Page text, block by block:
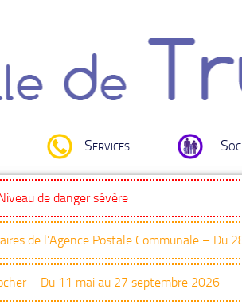
Services
de danger sévère
de l’Agence Postale Communale – Du
– Du 11 mai au 27 septembre 2026